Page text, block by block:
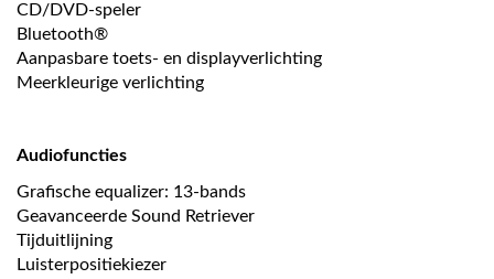
CD/DVD-speler
Bluetooth®
Aanpasbare toets- en displayverlichting
Meerkleurige verlichting
Audiofuncties
Grafische equalizer: 13-bands
Geavanceerde Sound Retriever
Tijduitlijning
Luisterpositiekiezer